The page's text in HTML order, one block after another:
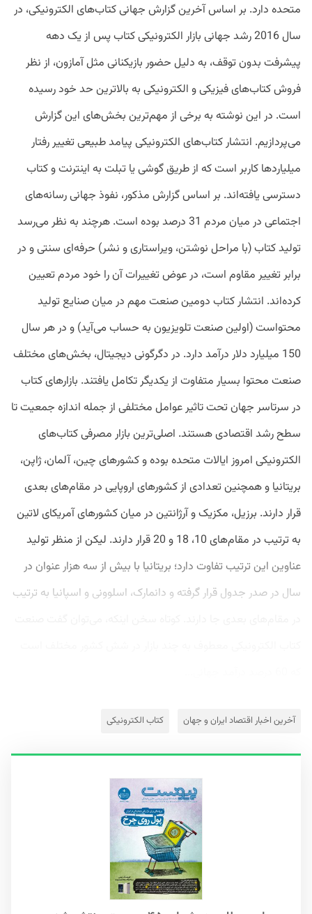
متحده دارد. بر اساس آخرین گزارش جهانی کتاب‌های الکترونیکی، در
سال 2016 رشد جهانی بازار الکترونیکی کتاب پس از یک دهه
پیشرفت بدون توقف، به دلیل حضور بازیکنانی مثل آمازون، از نظر
فروش کتاب‌های فیزیکی و الکترونیکی به بالاترین حد خود رسیده
است. در این نوشته به برخی از مهم‌ترین بخش‌های این گزارش
می‌پردازیم. انتشار کتاب‌های الکترونیکی پیامد طبیعی تغییر رفتار
میلیاردها کاربر است که از طریق گوشی یا تبلت به اینترنت و کتاب
دسترسی یافته‌اند. بر اساس گزارش مذکور، نفوذ جهانی رسانه‌های
اجتماعی در میان مردم 31 درصد بوده است. هرچند به نظر می‌رسد
تولید کتاب (با مراحل نوشتن، ویراستاری و نشر) حرفه‌ای سنتی و در
برابر تغییر مقاوم است، در عوض تغییرات آن را خود مردم تعیین
کرده‌اند. انتشار کتاب دومین صنعت مهم در میان صنایع تولید
محتواست (اولین صنعت تلویزیون به‌ حساب می‌آید) و در هر سال
150 میلیارد دلار درآمد دارد. در دگرگونی دیجیتال، بخش‌های مختلف
صنعت محتوا بسیار متفاوت از یکدیگر تکامل یافتند. بازارهای کتاب
در سرتاسر جهان تحت‌ تاثیر عوامل مختلفی از جمله اندازه جمعیت تا
سطح رشد اقتصادی هستند. اصلی‌ترین بازار مصرفی کتاب‌های
الکترونیکی امروز ایالات متحده بوده و کشورهای چین، آلمان، ژاپن،
بریتانیا و همچنین تعدادی از کشورهای اروپایی در مقام‌های بعدی
قرار دارند. برزیل، مکزیک و آرژانتین در میان کشورهای آمریکای لاتین
به ترتیب در مقام‌های 10، 18 و 20 قرار دارند. لیکن از منظر تولید
عناوین این ترتیب تفاوت دارد؛ بریتانیا با بیش از سه هزار عنوان در
سال در صدر جدول قرار گرفته و دانمارک، اسلوونی و اسپانیا به ترتیب
آخرین اخبار اقتصاد ایران و جهان کتاب الکترونیکی